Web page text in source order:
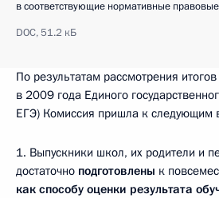
в соответствующие нормативные
DOC,51.2 кБ
По результатам рассмотрения
в 2009 года Единого
ЕГЭ) Комиссия пришла к следующим
1. Выпускники школ, их родители и
достаточно подготовлены к
как способу оценки результата